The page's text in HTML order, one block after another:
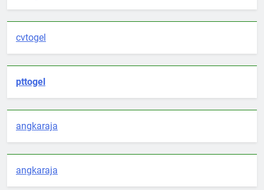
cvtogel
pttogel
angkaraja
angkaraja